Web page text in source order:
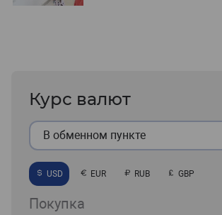
Курс валют
В обменном пункте
USD EUR RUB GBP
Покупка